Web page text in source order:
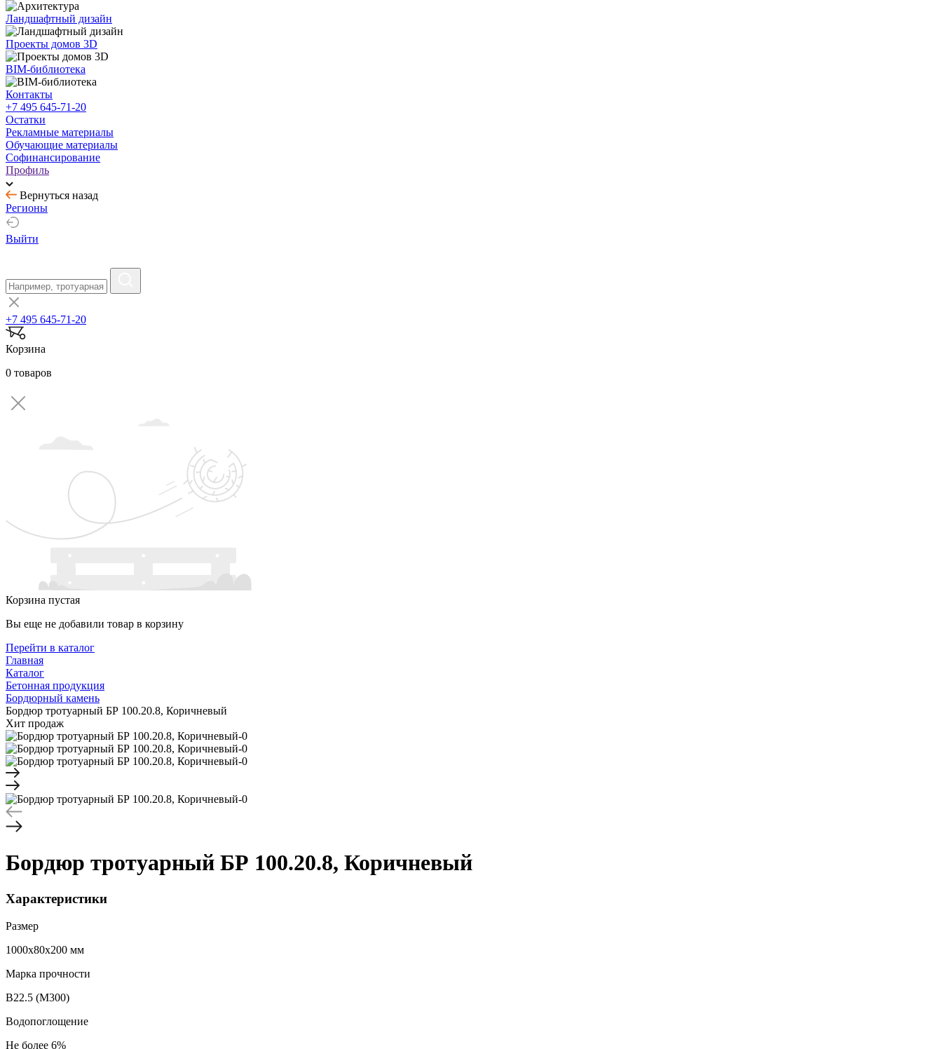
Ландшафтный дизайн
Проекты домов 3D
BIM-библиотека
Контакты
+7 495 645-71-20
Остатки
Рекламные материалы
Обучающие материалы
Софинансирование
Профиль
Вернуться назад
Регионы
Выйти
+7 495 645-71-20
Корзина
0 товаров
Корзина пустая
Вы еще не добавили товар в корзину
Перейти в каталог
Главная
Каталог
Бетонная продукция
Бордюрный камень
Бордюр тротуарный БР 100.20.8, Коричневый
Хит продаж
Бордюр тротуарный БР 100.20.8, Коричневый
Характеристики
Размер
1000x80х200 мм
Марка прочности
B22.5 (M300)
Водопоглощение
Не более 6%